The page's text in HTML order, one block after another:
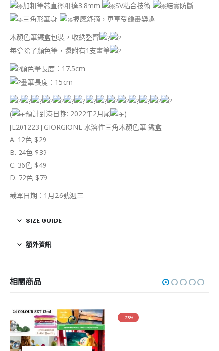
加粗筆芯直徑粗達3.8mm
SV粘合技術
結實防斷
三角形筆身
握感舒適，更享受繪畫樂趣
木顏色筆鐵盒包裝，收納整齊
每盒除了顏色筆，還附有1支畫筆
顏色筆長度：17.5cm
畫筆長度：15cm
( 預計到港日期: 2022年2月尾
)
[E201223] GIORGIONE 水溶性三角木顏色筆 鐵盒
A. 12色 $29
B. 24色 $39
C. 36色 $49
D. 72色 $79
截單日期：1月26號週三
SIZE GUIDE
額外資訊
相關商品
-23%